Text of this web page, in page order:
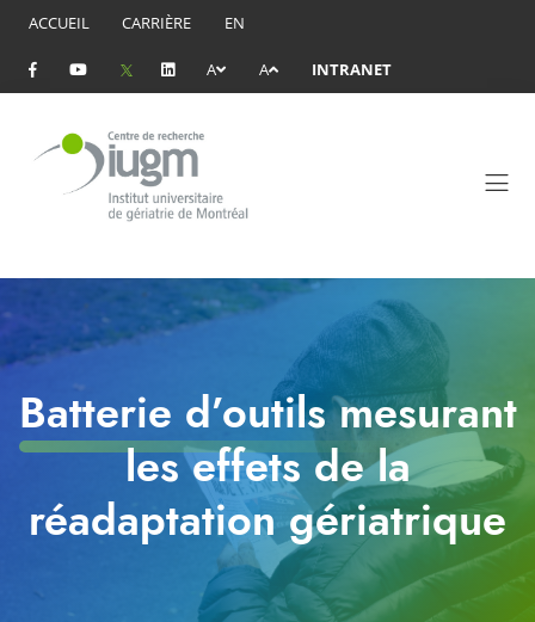
ACCUEIL CARRIÈRE EN
A A INTRANET
Batterie d’outils mesurant
les effets de la
réadaptation gériatrique